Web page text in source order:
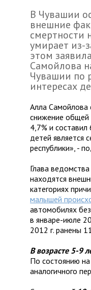
В Чувашии
внешние
смертности
умирает из-
этом
Самойлова
Чувашии по
интересах
Алла Самойлова
снижение общей
4,7% и
детей является
республики», -
Глава
находятся
категориях
малышей
автомобилях
в январе-июле
2012 г. ранены
В возрасте 5-9
По состоянию на
аналогичного